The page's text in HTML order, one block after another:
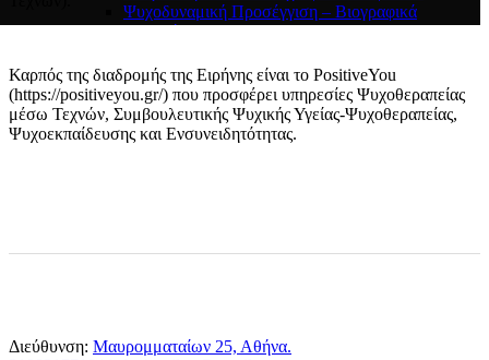
Ψυχοδυναμική Προσέγγιση – Βιογραφικά
Αποφοίτων
Βιογραφικά Αποφοίτων
ΕΡΓΑ ΣΠΟΥΔΑΣΤΩΝ
ΣΕΜΙΝΑΡΙΑ
Σεμινάριο Χοροθεραπείας “Η Εσωτερική μου Θεά”
Σεμινάριο “Behind the Veil of Anger – Discovering
Καρπός της διαδρομής της Ειρήνης είναι το PositiveYou
(https://positiveyou.gr/) που προσφέρει υπηρεσίες Ψυχοθεραπείας
μέσω Τεχνών, Συμβουλευτικής Ψυχικής Υγείας-Ψυχοθεραπείας,
Ψυχοεκπαίδευσης και Ενσυνειδητότητας.
Διεύθυνση: Μαυρομματαίων 25, Αθήνα.